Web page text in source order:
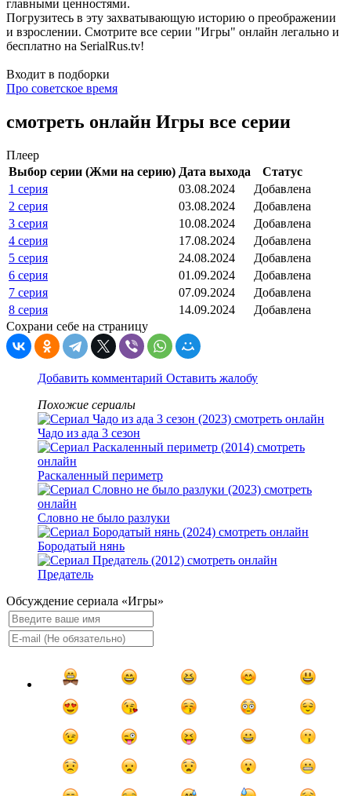
главными ценностями.
Погрузитесь в эту захватывающую историю о преображении
и взрослении. Смотрите все серии "Игры" онлайн легально и
бесплатно на SerialRus.tv!
Входит в подборки
Про советское время
смотреть онлайн Игры все серии
Плеер
Выбор серии (Жми на серию) Дата выхода
Статус
1 серия
03.08.2024
Добавлена
2 серия
03.08.2024
Добавлена
3 серия
10.08.2024
Добавлена
4 серия
17.08.2024
Добавлена
5 серия
24.08.2024
Добавлена
6 серия
01.09.2024
Добавлена
7 серия
07.09.2024
Добавлена
8 серия
14.09.2024
Добавлена
Сохрани себе на страницу
Добавить комментарий Оставить жалобу
Похожие сериалы
Чадо из ада 3 сезон
Раскаленный периметр
Словно не было разлуки
Бородатый нянь
Предатель
Обсуждение сериала «Игры»